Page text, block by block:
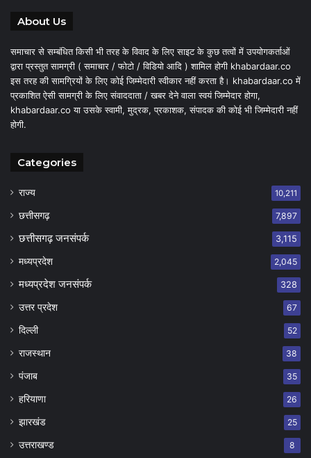
About Us
समाचार से सम्बंधित किसी भी तरह के विवाद के लिए साइट के कुछ तत्वों में उपयोगकर्ताओं
द्वारा प्रस्तुत सामग्री ( समाचार / फोटो / विडियो आदि ) शामिल होगी khabardaar.co
इस तरह की सामग्रियों के लिए कोई जिम्मेदारी स्वीकार नहीं करता है। khabardaar.co में
प्रकाशित ऐसी सामग्री के लिए संवाददाता / खबर देने वाला स्वयं जिम्मेदार होगा,
khabardaar.co या उसके स्वामी, मुद्रक, प्रकाशक, संपादक की कोई भी जिम्मेदारी नहीं
होगी.
Categories
राज्य 10,211
छत्तीसगढ़ 7,897
छत्तीसगढ़ जनसंपर्क 3,115
मध्यप्रदेश 2,045
मध्यप्रदेश जनसंपर्क 328
उत्तर प्रदेश 67
दिल्ली 52
राजस्थान 38
पंजाब 35
हरियाणा 26
झारखंड 25
उत्तराखण्ड 8